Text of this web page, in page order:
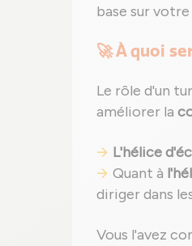
base sur
🚀 À quoi
Le rôle d'un
améliorer la
L'hélice
Quant à
diriger dans
Vous l'avez